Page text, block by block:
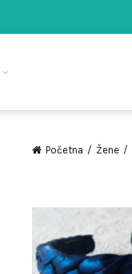
Početna Žene